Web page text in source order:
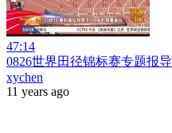
47:14
0826世界田径锦标赛专题报导
xychen
11 years ago